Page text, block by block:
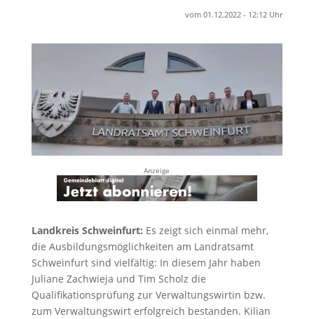
vom 01.12.2022 - 12:12 Uhr
Anzeige
Landkreis Schweinfurt: Es zeigt sich einmal mehr,
die Ausbildungsmöglichkeiten am Landratsamt
Schweinfurt sind vielfältig: In diesem Jahr haben
Juliane Zachwieja und Tim Scholz die
Qualifikationsprüfung zur Verwaltungswirtin bzw.
zum Verwaltungswirt erfolgreich bestanden. Kilian